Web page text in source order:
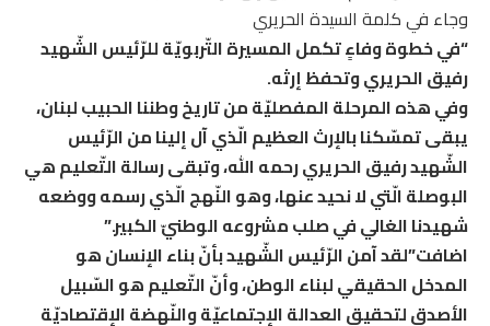
وجاء في كلمة السيدة الحريري
“في خطوة وفاءٍ تكمل المسيرة التّربويّة للرّئيس الشّهيد
رفيق الحريري وتحفظ إرثه.
وفي هذه المرحلة المفصليّة من تاريخ وطننا الحبيب لبنان،
يبقى تمسّكنا بالإرث العظيم الّذي آل إلينا من الرّئيس
الشّهيد رفيق الحريري رحمه الله، وتبقى رسالة التّعليم هي
البوصلة الّتي لا نحيد عنها، وهو النّهج الّذي رسمه ووضعه
شهيدنا الغالي في صلب مشروعه الوطنيّ الكبير.”
اضافت”لقد آمن الرّئيس الشّهيد بأنّ بناء الإنسان هو
المدخل الحقيقي لبناء الوطن، وأنّ التّعليم هو السّبيل
الأصدق لتحقيق العدالة الإجتماعيّة والنّهضة الإقتصاديّة